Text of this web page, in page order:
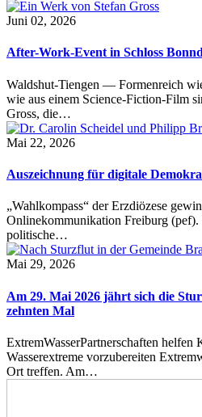
Juni 02, 2026
After-Work-Event in Schloss
Waldshut-Tiengen — Formenreich
wie aus einem Science-Fiction-Film
Gross, die…
Mai 22, 2026
Auszeichnung für digitale
„Wahlkompass“ der Erzdiözese
Onlinekommunikation Freiburg
politische…
Mai 29, 2026
Am 29. Mai 2026 jährt sich die
zehnten Mal
ExtremWasserPartnerschaften helfen
Wasserextreme vorzubereiten
Ort treffen. Am…